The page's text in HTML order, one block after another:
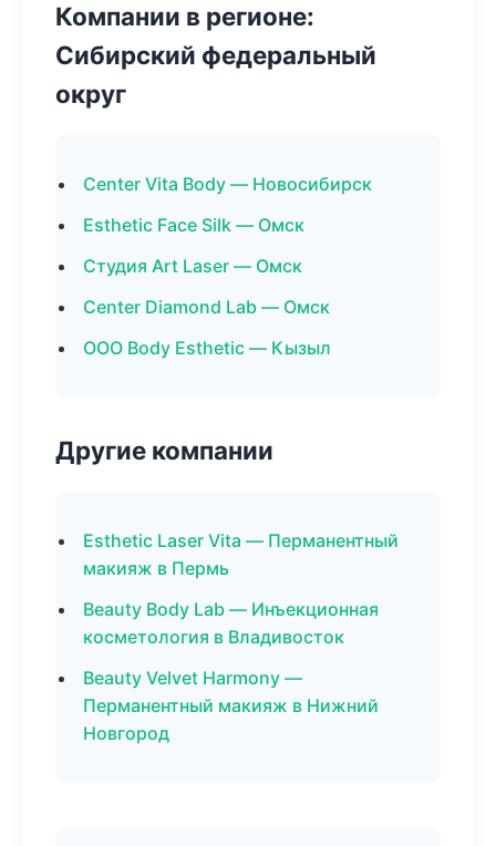
Компании в регионе:
Сибирский федеральный
округ
Center Vita Body — Новосибирск
Esthetic Face Silk — Омск
Студия Art Laser — Омск
Center Diamond Lab — Омск
ООО Body Esthetic — Кызыл
Другие компании
Esthetic Laser Vita — Перманентный
макияж в Пермь
Beauty Body Lab — Инъекционная
косметология в Владивосток
Beauty Velvet Harmony —
Перманентный макияж в Нижний
Новгород